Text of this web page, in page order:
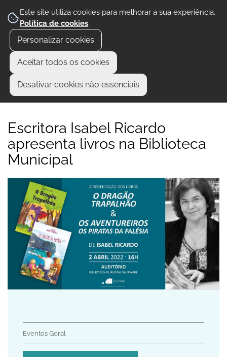
Este site utiliza cookies para melhorar a sua experiência.
Política de cookies.
Personalizar cookies
Aceitar todos os cookies
Desativar cookies não essenciais
Escritora Isabel Ricardo
apresenta livros na Biblioteca
Municipal
Eventos Geral